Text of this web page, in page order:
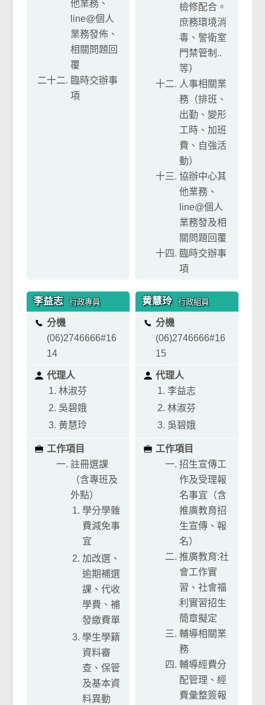
他業務、
line@個人
業務發佈、
相關問題回
覆
臨時交辦事
項
檢修配合。
庶務環境消
毒、警衛室
門禁管制..
等）
人事相關業
務（排班、
出勤、變形
工時、加班
費、自強活
動）
協辦中心其
他業務、
line@個人
業務發及相
關問題回覆
臨時交辦事
項
李益志 行政專員
分機
(06)2746666#16
14
代理人
林淑芬
吳碧娥
黄慧玲
工作項目
註冊選課
（含專班及
外點）
學分學雜
費減免事
宜
加改選、
逾期補選
課、代收
學費、補
發繳費單
學生學籍
資料審
查、保管
及基本資
料異動
黄慧玲 行政組員
分機
(06)2746666#16
15
代理人
李益志
林淑芬
吳碧娥
工作項目
招生宣傳工
作及受理報
名事宜（含
推廣教育招
生宣傳、報
名）
推廣教育:社
會工作實
習、社會福
利實習招生
簡章擬定
輔導相關業
務
輔導經費分
配管理、經
費彙整簽報